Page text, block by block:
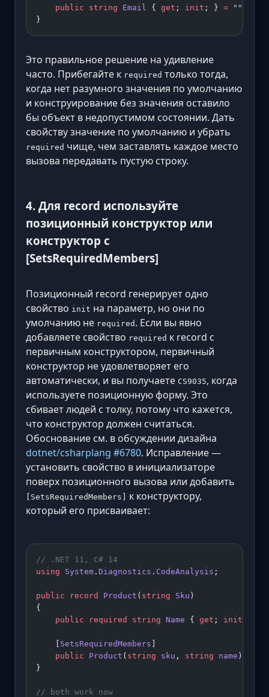
    public
string Email { get ; init ; } = ""
}
Это правильное решение на удивление
часто. Прибегайте к required только тогда,
когда нет разумного значения по умолчанию
и конструирование без значения оставило
бы объект в недопустимом состоянии. Дать
свойству значение по умолчанию и убрать
required чище, чем заставлять каждое место
вызова передавать пустую строку.
4. Для record используйте
позиционный конструктор или
конструктор с
[SetsRequiredMembers]
Позиционный record генерирует одно
свойство init на параметр, но они по
умолчанию не required . Если вы явно
добавляете свойство required к record с
первичным конструктором, первичный
конструктор не удовлетворяет его
автоматически, и вы получаете CS9035, когда
используете позиционную форму. Это
сбивает людей с толку, потому что кажется,
что конструктор должен считаться.
Обоснование см. в обсуждении дизайна
dotnet/csharplang #6780. Исправление —
установить свойство в инициализаторе
поверх позиционного вызова или добавить
[SetsRequiredMembers]
к конструктору,
который его присваивает:
// .NET 11, C# 14
using System . Diagnostics . CodeAnalysis ;
public record Product ( string Sku )
{
    public
required string Name { get ; init
SetsRequiredMembers
    public
Product ( string sku , string name ) :
}
// both work now